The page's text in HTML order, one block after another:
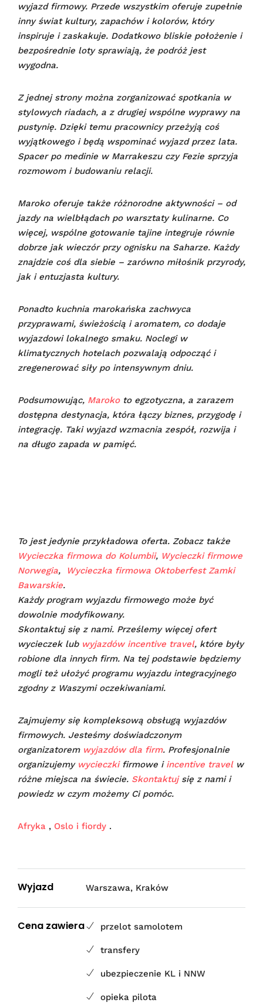
wyjazd firmowy. Przede wszystkim oferuje zupełnie
inny świat kultury, zapachów i kolorów, który
inspiruje i zaskakuje. Dodatkowo bliskie położenie i
bezpośrednie loty sprawiają, że podróż jest
wygodna.
Z jednej strony można zorganizować spotkania w
stylowych riadach, a z drugiej wspólne wyprawy na
pustynię. Dzięki temu pracownicy przeżyją coś
wyjątkowego i będą wspominać wyjazd przez lata.
Spacer po medinie w Marrakeszu czy Fezie sprzyja
rozmowom i budowaniu relacji.
Maroko oferuje także różnorodne aktywności – od
jazdy na wielbłądach po warsztaty kulinarne. Co
więcej, wspólne gotowanie tajine integruje równie
dobrze jak wieczór przy ognisku na Saharze. Każdy
znajdzie coś dla siebie – zarówno miłośnik przyrody,
jak i entuzjasta kultury.
Ponadto kuchnia marokańska zachwyca
przyprawami, świeżością i aromatem, co dodaje
wyjazdowi lokalnego smaku. Noclegi w
klimatycznych hotelach pozwalają odpocząć i
zregenerować siły po intensywnym dniu.
Podsumowując, Marokoto egzotyczna, a zarazem
dostępna destynacja, która łączy biznes, przygodę i
integrację. Taki wyjazd wzmacnia zespół, rozwija i
na długo zapada w pamięć.
To jest jedynie przykładowa oferta. Zobacz także
Wycieczka firmowa do Kolumbii, Wycieczki firmowe
Norwegia,
Wycieczka firmowa Oktoberfest Zamki
Bawarskie.
Każdy program wyjazdu firmowego może być
dowolnie modyfikowany.
Skontaktuj się z nami. Prześlemy więcej ofert
wycieczek lub wyjazdów incentive travel, które były
robione dla innych firm. Na tej podstawie będziemy
mogli też ułożyć programu wyjazdu integracyjnego
zgodny z Waszymi oczekiwaniami.
Zajmujemy się kompleksową obsługą wyjazdów
firmowych. Jesteśmy doświadczonym
organizatorem wyjazdów dla firm. Profesjonalnie
organizujemy wycieczkifirmowe i incentive travelw
różne miejsca na świecie. Skontaktujsię z nami i
powiedz w czym możemy Ci pomóc.
Afryka , Oslo i fiordy .
Wyjazd Warszawa, Kraków
Cena zawiera przelot samolotem
transfery
ubezpieczenie KL i NNW
opieka pilota